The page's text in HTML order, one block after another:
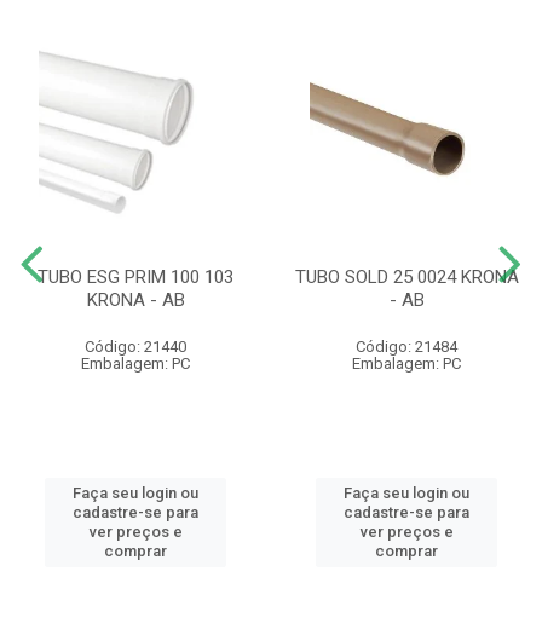
TUBO ESG PRIM 100 103
KRONA - AB
Código: 21440
Embalagem: PC
Faça seu login ou
cadastre-se para
ver preços e
comprar
TUBO SOLD 25 0024 KRONA
- AB
Código: 21484
Embalagem: PC
Faça seu login ou
cadastre-se para
ver preços e
comprar